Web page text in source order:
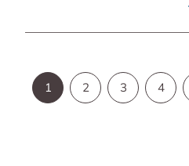
1 2 3 4